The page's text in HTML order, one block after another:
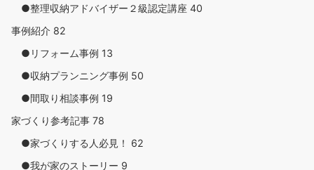
●整理収納アドバイザー２級認定講座 40
事例紹介 82
●リフォーム事例 13
●収納プランニング事例 50
●間取り相談事例 19
家づくり参考記事 78
●家づくりする人必見！ 62
●我が家のストーリー 9